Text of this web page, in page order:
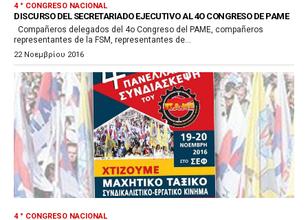
4 ° CONGRESO NACIONAL
DISCURSO DEL SECRETARIADO EJECUTIVO AL 4O CONGRESO DE PAME
Compañeros delegados del 4o Congreso del PAME, compañeros
representantes de la FSM, representantes de...
22 Νοεμβρίου 2016
4 ° CONGRESO NACIONAL